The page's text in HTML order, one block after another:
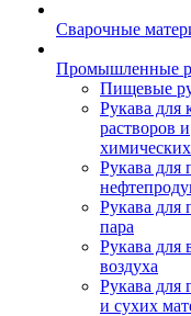
Сварочные
Промышленные
Пищевые
Рукава для
растворов и
Рукава для
Рукава для
пара
Рукава для
воздуха
Рукава для
и сухих